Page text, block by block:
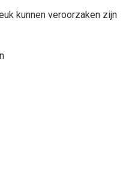
kunnen veroorzaken zijn